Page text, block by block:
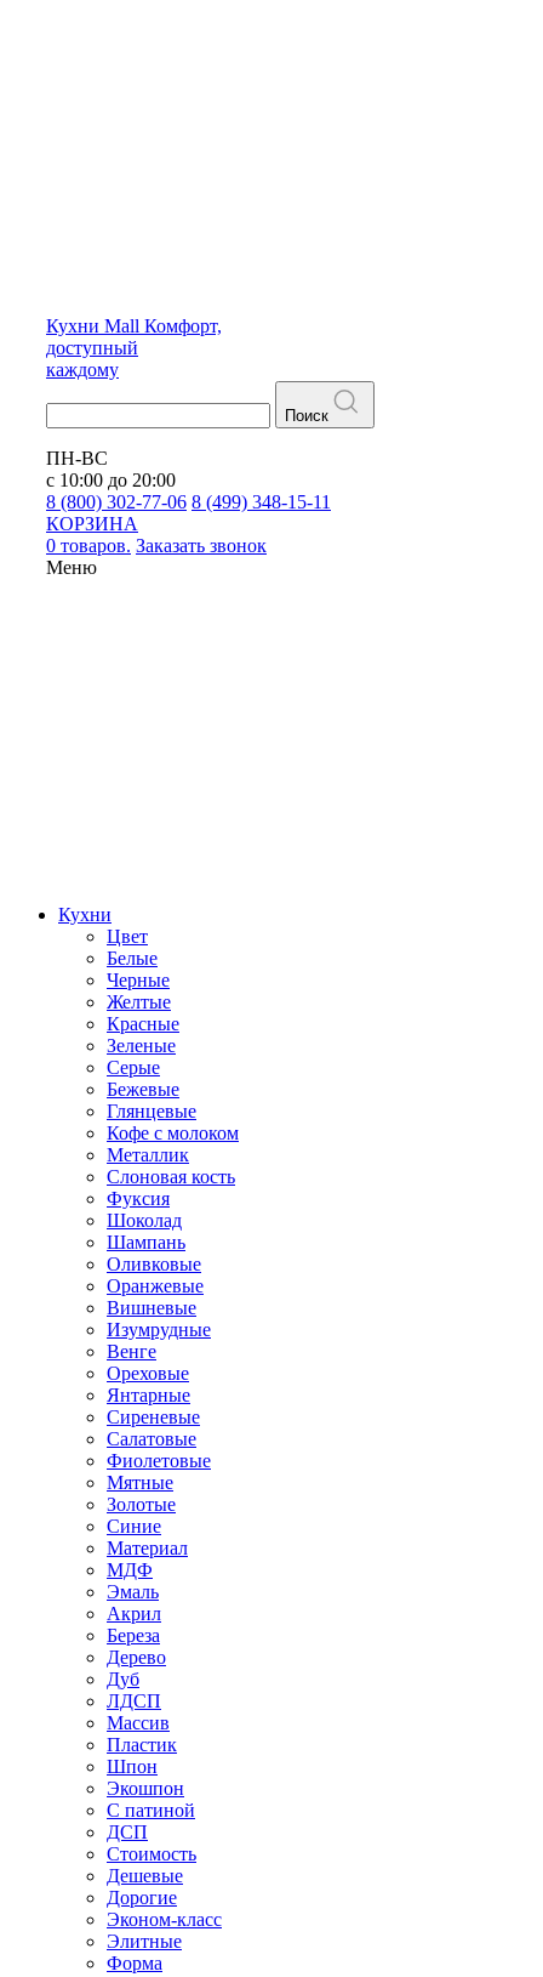
Кухни Mall Комфорт,
доступный
каждому
Поиск
ПН-ВС
с 10:00 до 20:00
8 (800) 302-77-06 8 (499) 348-15-11
КОРЗИНА
0 товаров. Заказать звонок
Меню
Кухни
Цвет
Белые
Черные
Желтые
Красные
Зеленые
Серые
Бежевые
Глянцевые
Кофе с молоком
Металлик
Слоновая кость
Фуксия
Шоколад
Шампань
Оливковые
Оранжевые
Вишневые
Изумрудные
Венге
Ореховые
Янтарные
Сиреневые
Салатовые
Фиолетовые
Мятные
Золотые
Синие
Материал
МДФ
Эмаль
Акрил
Береза
Дерево
Дуб
ЛДСП
Массив
Пластик
Шпон
Экошпон
С патиной
ДСП
Стоимость
Дешевые
Дорогие
Эконом-класс
Элитные
Форма